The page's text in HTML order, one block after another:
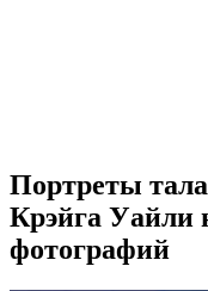
Портреты
Крэйга Уайли
фотографий